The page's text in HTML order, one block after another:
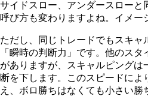
サイドスロー、アンダースローと
呼び方も変わりますよね。イメー
ただし、同じトレードでもスキャ
「瞬時の判断力」です。他のス
がありますが、スキャルピングは
断を下します。このスピードによ
え、ボロ勝ちはなくても小さい